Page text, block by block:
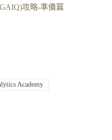
攻略-準備篇
Academy